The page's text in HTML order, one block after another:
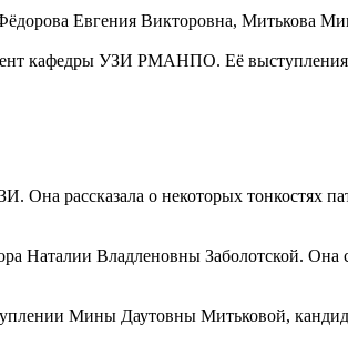
Евгения Викторовна, Митькова
кафедры УЗИ РМАНПО. Её
Она рассказала о некоторых тонкостях
Наталии Владленовны Заболотской. Она
Мины Даутовны Митьковой,